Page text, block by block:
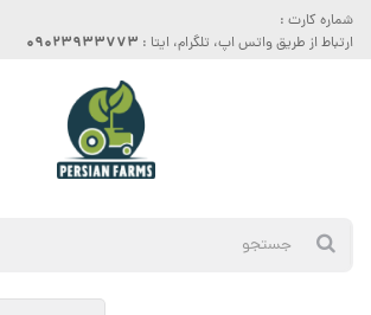
شماره کارت :
ارتباط از طریق واتس اپ، تلگرام، ایتا : 09023933773